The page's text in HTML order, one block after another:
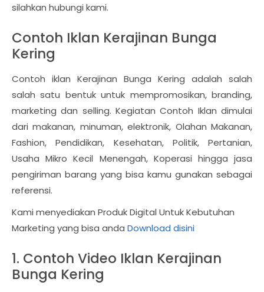
silahkan hubungi kami.
Contoh Iklan Kerajinan Bunga
Kering
Contoh iklan Kerajinan Bunga Kering adalah salah
salah satu bentuk untuk mempromosikan, branding,
marketing dan selling. Kegiatan Contoh Iklan dimulai
dari makanan, minuman, elektronik, Olahan Makanan,
Fashion, Pendidikan, Kesehatan, Politik, Pertanian,
Usaha Mikro Kecil Menengah, Koperasi hingga jasa
pengiriman barang yang bisa kamu gunakan sebagai
referensi.
Kami menyediakan Produk Digital Untuk Kebutuhan
Marketing yang bisa anda Download disini
1. Contoh Video Iklan Kerajinan
Bunga Kering